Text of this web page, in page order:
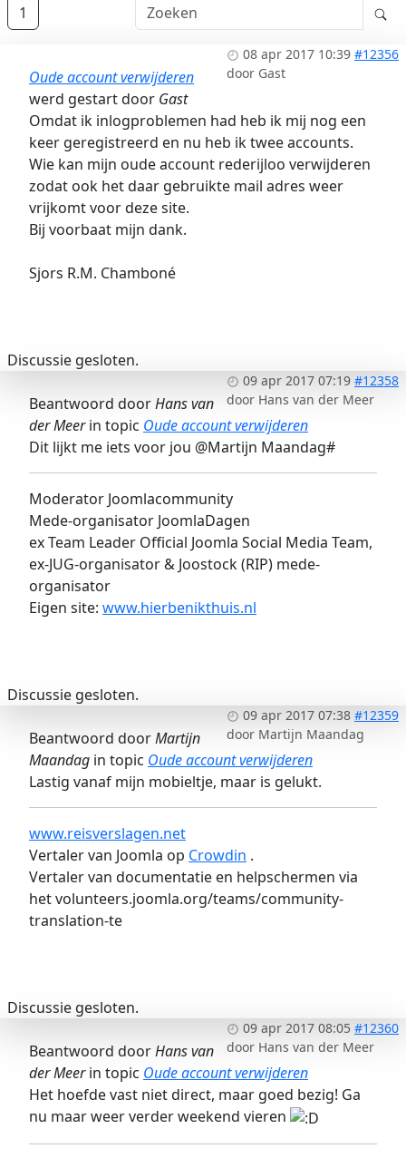
1
08 apr 2017 10:39 #12356
door Gast
Oude account verwijderen
werd gestart door Gast
Omdat ik inlogproblemen had heb ik mij nog een
keer geregistreerd en nu heb ik twee accounts.
Wie kan mijn oude account rederijloo verwijderen
zodat ook het daar gebruikte mail adres weer
vrijkomt voor deze site.
Bij voorbaat mijn dank.
Sjors R.M. Chamboné
Discussie gesloten.
09 apr 2017 07:19 #12358
door Hans van der Meer
Beantwoord doorHans van
der Meerin topic Oude account verwijderen
Dit lijkt me iets voor jou @Martijn Maandag#
Moderator Joomlacommunity
Mede-organisator JoomlaDagen
ex Team Leader Official Joomla Social Media Team,
ex-JUG-organisator & Joostock (RIP) mede-
organisator
Eigen site: www.hierbenikthuis.nl
Discussie gesloten.
09 apr 2017 07:38 #12359
door Martijn Maandag
Beantwoord doorMartijn
Maandag in topic Oude account verwijderen
Lastig vanaf mijn mobieltje, maar is gelukt.
www.reisverslagen.net
Vertaler van Joomla op Crowdin .
Vertaler van documentatie en helpschermen via
het volunteers.joomla.org/teams/community-
translation-te
Discussie gesloten.
09 apr 2017 08:05 #12360
door Hans van der Meer
Beantwoord doorHans van
der Meerin topic Oude account verwijderen
Het hoefde vast niet direct, maar goed bezig! Ga
nu maar weer verder weekend vieren